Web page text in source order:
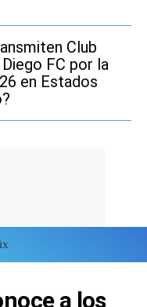
Club
FC por la
en Estados